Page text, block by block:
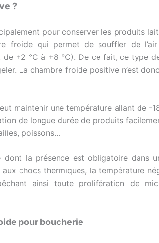
?
pour conserver les produits
froide qui permet de souffler de
+2 °C à +8 °C). De ce fait, ce type
La chambre froide positive n’est
maintenir une température allant de -
de longue durée de produits
poissons…
la présence est obligatoire dans
chocs thermiques, la température
ainsi toute prolifération de
pour boucherie